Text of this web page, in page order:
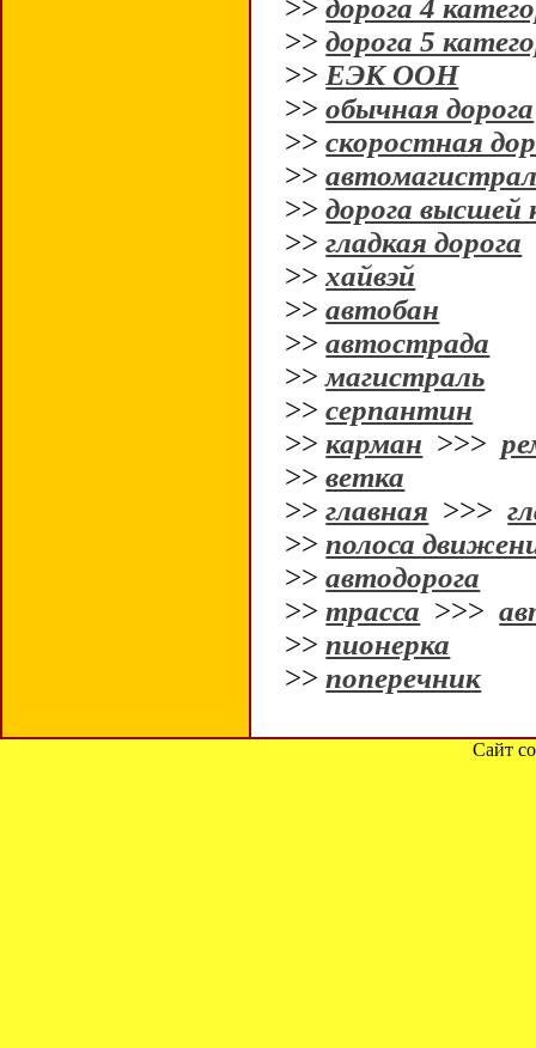
>>дорога 4
>>дорога 5
>> ЕЭК ООН
>>обычная дорога
>>скоростная
>>
>>дорога высшей
>>гладкая дорога
>>хайвэй
>>автобан
>>автострада
>>магистраль
>>серпантин
>>карман >>>
>>ветка
>>главная >>>
>>полоса
>>автодорога
>>трасса >>>
>>пионерка
>>поперечник
Сайт